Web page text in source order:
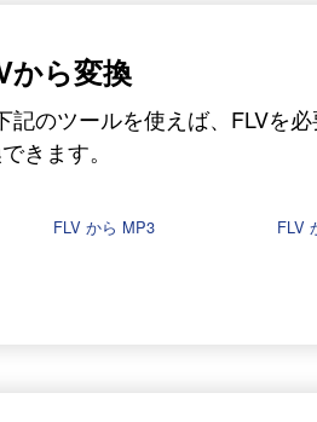
から変換
のツールを使えば、FLVを
きます。
FLV から MP3
FLV